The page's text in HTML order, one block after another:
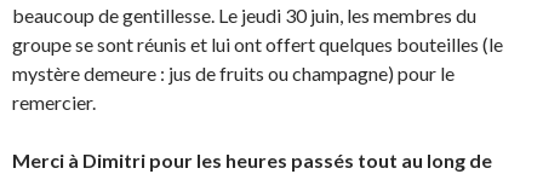
beaucoup de gentillesse. Le jeudi 30 juin, les membres du
groupe se sont réunis et lui ont offert quelques bouteilles (le
mystère demeure : jus de fruits ou champagne) pour le
remercier.
Merci à Dimitri pour les heures passés tout au long de